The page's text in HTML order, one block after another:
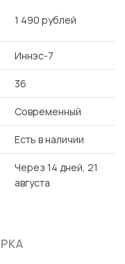
1 490 рублей
Иннэс-7
36
Современный
Есть в наличии
Через 14 дней, 21
августа